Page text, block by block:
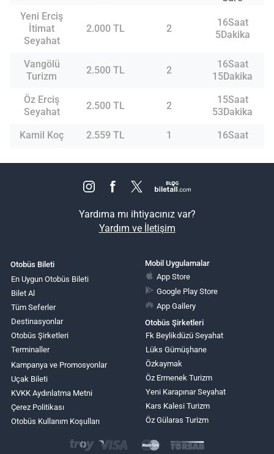
Yeni Erciş
İtimat
Seyahat
2.000 TL 2
16Saat
5Dakika
Vangölü
Turizm
2.500 TL 2
16Saat
15Dakika
Öz Erciş
Seyahat
2.500 TL 2
15Saat
53Dakika
Kamil Koç
2.559 TL 1 16Saat
Yardıma mı ihtiyacınız var?
Yardım ve İletişim
Otobüs Bileti
En Uygun Otobüs Bileti
Bilet Al
Tüm Seferler
Destinasyonlar
Otobüs Şirketleri
Terminaller
Kampanya ve Promosyonlar
Uçak Bileti
KVKK Aydınlatma Metni
Çerez Politikası
Otobüs Kullanım Koşulları
Mobil Uygulamalar
App Store
Google Play Store
App Gallery
Otobüs Şirketleri
Fk Beylikdüzü Seyahat
Lüks Gümüşhane
Özkaymak
Öz Ermenek Turizm
Yeni Karapınar Seyahat
Kars Kalesi Turizm
Öz Gülaras Turizm